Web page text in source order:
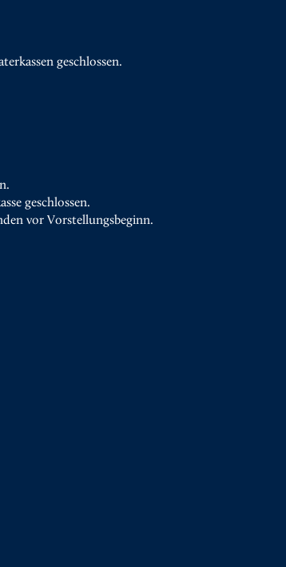
geschlossen.
geschlossen.
vor Vorstellungsbeginn.